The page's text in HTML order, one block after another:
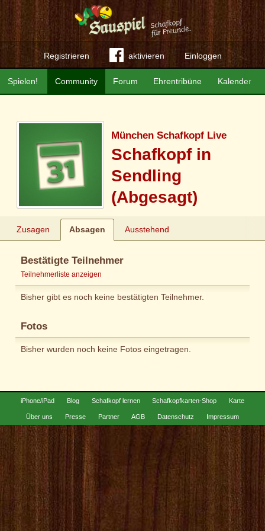
Registrieren aktivieren Einloggen
Community Forum Ehrentribüne Kalender
Spielen!
München Schafkopf Live
Schafkopf in
Sendling
(Abgesagt)
Zusagen Absagen Ausstehend
Bestätigte Teilnehmer
Teilnehmerliste anzeigen
Bisher gibt es noch keine bestätigten Teilnehmer.
Fotos
Bisher wurden noch keine Fotos eingetragen.
iPhone/iPad Blog Schafkopf lernen Schafkopfkarten-Shop Karte
Über uns Presse Partner AGB Datenschutz Impressum